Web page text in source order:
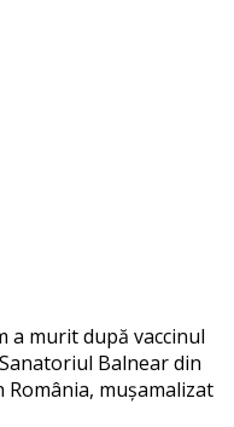
a murit după vaccinul
Balnear din
România, mușamalizat